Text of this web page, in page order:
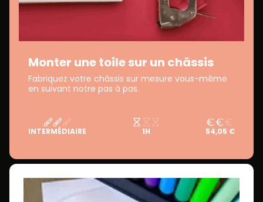
Monter une toile sur un châssis
Fabriquez votre châssis sur mesure vous-même
en suivant notre pas à pas.
INTERMÉDIAIRE 1H 54,05 €